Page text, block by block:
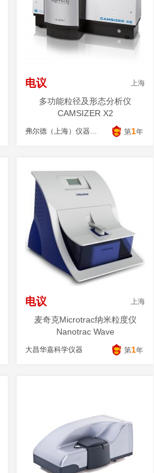
电议 上海
多功能粒径及形态分析仪
CAMSIZER X2
弗尔德（上海）仪器设备有限公司 第1年
电议 上海
麦奇克Microtrac纳米粒度仪
Nanotrac Wave
大昌华嘉科学仪器 第1年